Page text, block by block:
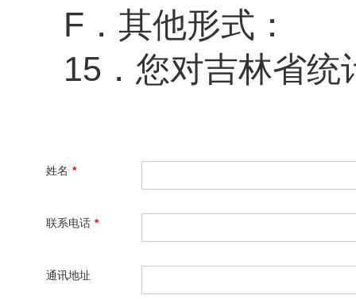
F．其他形式：
15． 您对吉林省统